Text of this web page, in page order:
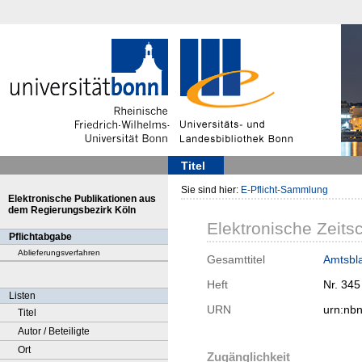
Titel
Elektronische Publikationen aus
dem Regierungsbezirk Köln
Pflichtabgabe
Ablieferungsverfahren
Listen
Titel
Autor / Beteiligte
Ort
Sie sind hier: E-Pflicht-Sammlung
Elektronische
Gesamttitel
Heft
Nr. 345
URN
Zugänglichkeit